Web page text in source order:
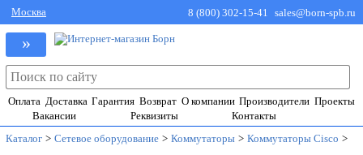
Москва 8 (800) 302-15-41 sales@born-spb.ru
»
Оплата Доставка Гарантия Возврат О компании Производители Проекты
Вакансии
Реквизиты
Контакты
Каталог > Сетевое оборудование > Коммутаторы > Коммутаторы Cisco >